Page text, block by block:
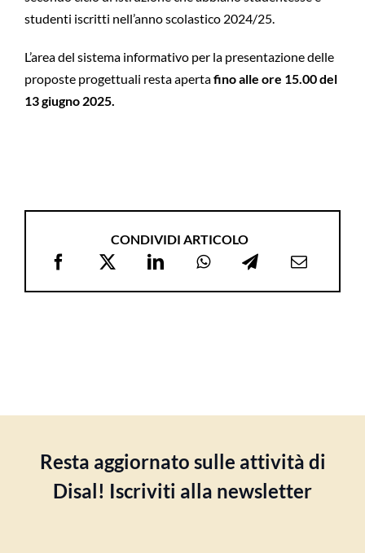
studenti iscritti nell’anno scolastico 2024/25.
L’area del sistema informativo per la presentazione delle
proposte progettuali resta apertafino alle ore 15.00 del
13 giugno 2025.
CONDIVIDI ARTICOLO
Resta aggiornato sulle attività di
Disal! Iscriviti alla newsletter